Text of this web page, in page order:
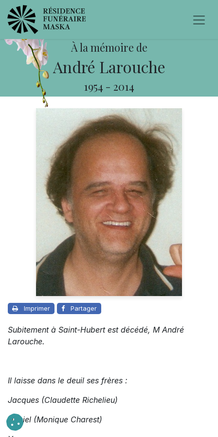
À la mémoire de
André Larouche
1954 - 2014
Imprimer Partager
Subitement à Saint-Hubert est décédé, M André
Larouche.
Il laisse dans le deuil ses frères :
Jacques (Claudette Richelieu)
Daniel (Monique Charest)